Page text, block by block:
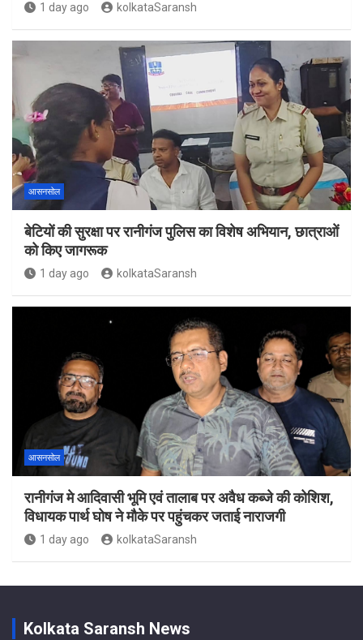
1 day ago kolkataSaransh
आसनसोल
बेटियों की सुरक्षा पर रानीगंज पुलिस का विशेष अभियान, छात्राओं
को किए जागरूक
1 day ago kolkataSaransh
आसनसोल
रानीगंज मे आदिवासी भूमि एवं तालाब पर अवैध कब्जे की कोशिश,
विधायक पार्थ घोष ने मौके पर पहुंचकर जताई नाराजगी
1 day ago kolkataSaransh
Kolkata Saransh News